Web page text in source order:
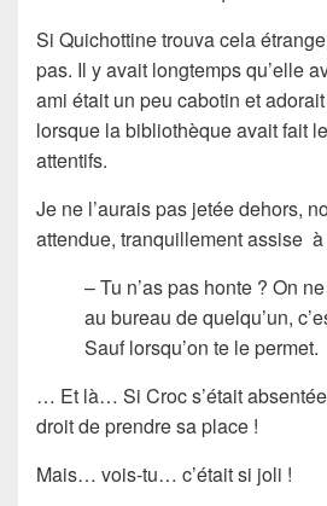
Si Quichottine trouva cela
pas. Il y avait longtemps qu’elle
ami était un peu cabotin et
lorsque la bibliothèque avait fait
attentifs.
Je ne l’aurais pas jetée dehors,
attendue, tranquillement assise
– Tu n’as pas honte ? On
au bureau de quelqu’un,
Sauf lorsqu’on te le permet.
… Et là… Si Croc s’était
droit de prendre sa place !
Mais… vois-tu… c’était si joli !